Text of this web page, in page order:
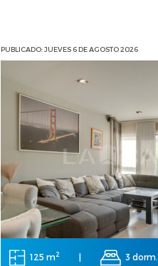
PUBLICADO: JUEVES 6 DE AGOSTO 2026
125 m2 3 dorm.